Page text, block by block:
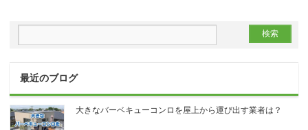
最近のブログ
大きなバーベキューコンロを屋上から運び出す業者は？